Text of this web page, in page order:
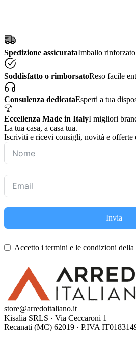
Spedizione assicurataImballo
Soddisfatto o rimborsatoReso facile
Consulenza dedicataEsperti a tua
Eccellenza Made in ItalyI migliori
La tua casa, a casa tua.
Iscriviti e ricevi consigli, novità e offerte
Invia
Accetto i termini e le condizioni
store@arredoitaliano.it
Kisalia SRLS · Via Ceccaroni 1
Recanati (MC) 62019 · P.IVA